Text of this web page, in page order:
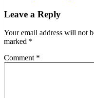
Leave a Reply
Your email address will not
marked *
Comment *